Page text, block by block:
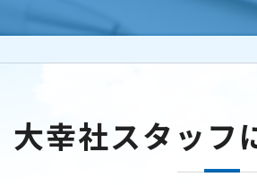
大幸社スタッフ